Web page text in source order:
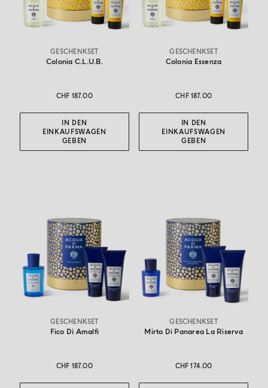
GESCHENKSET
Colonia C.l.u.b.
CHF 187.00
IN DEN
EINKAUFSWAGEN
GEBEN
GESCHENKSET
Colonia Essenza
CHF 187.00
IN DEN
EINKAUFSWAGEN
GEBEN
GESCHENKSET
Fico Di Amalfi
CHF 187.00
GESCHENKSET
Mirto Di Panarea La Riserva
CHF 174.00